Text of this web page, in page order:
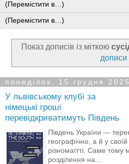
Показ дописів із міткою
дописи
понеділок, 15 грудня
У львівському клубі за
німецькі гроші
перевідкриватимуть Південь
Південь України —
географічно, а й у своїй
різномаїтті. Саме
розділення на...